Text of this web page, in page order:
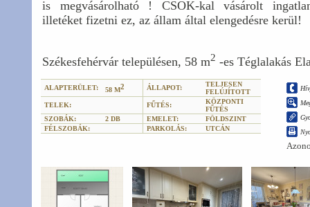
is megvásárolható ! CSOK-kal vásárolt
illetéket fizetni ez, az állam által elengedésre kerül!
Székesfehérvár településen, 58 m2 -es Téglalakás
ALAPTERÜLET: 58 M2 ÁLLAPOT:
TELJESEN
FELÚJÍTOTT
TELEK:
FŰTÉS:
KÖZPONTI
FŰTÉS
SZOBÁK:
2 DB EMELET:
FÖLDSZINT
FÉLSZOBÁK:
PARKOLÁS: UTCÁN